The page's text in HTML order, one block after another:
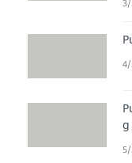
4/
g
5/